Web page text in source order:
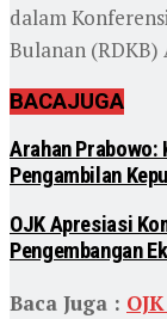
dalam
Bulanan (RDKB)
BACAJUGA
Arahan Prabowo:
Pengambilan
OJK Apresiasi
Pengembangan
Baca Juga :